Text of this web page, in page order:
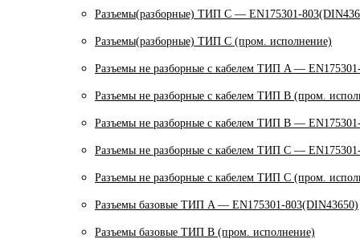
Разъемы(разборные) ТИП C — EN175301-
Разъемы(разборные) ТИП С (пром. исполнение)
Разъемы не разборные с кабелем ТИП A —
Разъемы не разборные с кабелем ТИП B (пром.
Разъемы не разборные с кабелем ТИП B —
Разъемы не разборные с кабелем ТИП C —
Разъемы не разборные с кабелем ТИП C (пром.
Разъемы базовые ТИП A — EN175301-803(DIN43650)
Разъемы базовые ТИП В (пром. исполнение)